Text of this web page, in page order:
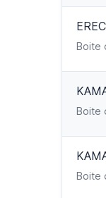
Boite
Boite
Boite